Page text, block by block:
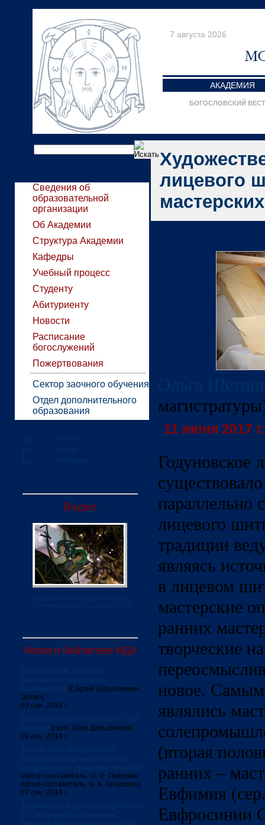
7 августа 2026
АКАДЕМИЯ
БОГОСЛОВСКИЙ
Сведения об
образовательной
организации
Об Академии
Структура Академии
Кафедры
Учебный процесс
Студенту
Абитуриенту
Новости
Расписание
богослужений
Пожертвования
Сектор заочного обучения
Отдел дополнительного
образования
Видео
Новое в библиотеке МДА
[Сергей Ефроимович
Эрлих]
09 сен. 2016 г.
[прот. Олег Давыденков]
09 сен. 2016 г.
[Автор-составитель: О. И. Павлова;
Автор-составитель: В. А. Левушкин]
07 сен. 2016 г.
лицевого
мастерских
11 июня 2017 г.
Годуновское
параллельно
лицевого
традиции
являясь
в лицевом
мастерские
ранних
творческие
новое.
являлись
(вторая
ранних –
Евфимия
Евфросинии